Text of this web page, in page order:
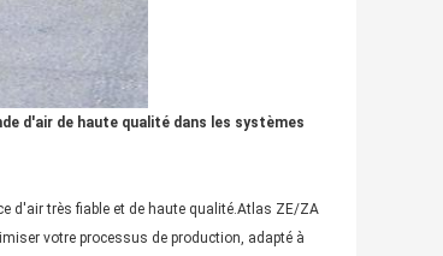
d'air de haute qualité dans les systèmes
d'air très fiable et de haute qualité.Atlas ZE/ZA
votre processus de production, adapté à